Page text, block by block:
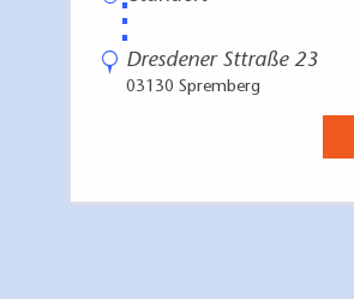
⋮
Dresdener Sttraße 23
03130 Spremberg